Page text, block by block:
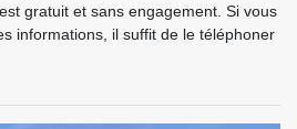
gratuit et sans engagement. Si vous
informations, il suffit de le téléphoner